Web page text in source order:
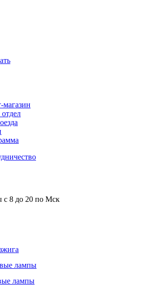
магазин
с 8 до 20 по Мск
лампы
лампы